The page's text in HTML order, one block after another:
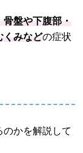
盤や下腹部・
くみなどの症状
かを解説して